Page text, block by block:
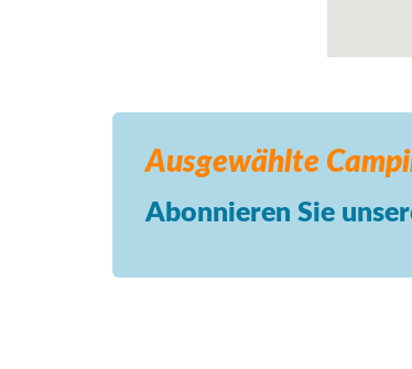
Ausgewählte
Abonnieren Sie